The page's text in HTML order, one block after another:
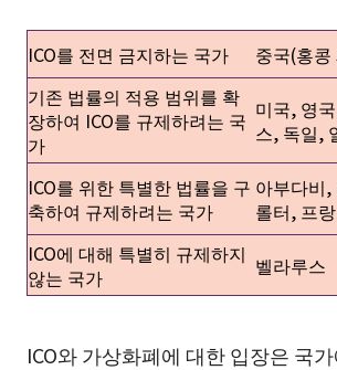
ICO를 전면 금지하는 국가
중국(홍
기존 법률의 적용 범위를 확
장하여 ICO를 규제하려는 국
가
미국, 영
스, 독일,
ICO를 위한 특별한 법률을 구
축하여 규제하려는 국가
아부다비,
롤터, 프
ICO에 대해 특별히 규제하지
않는 국가
벨라루스
ICO와 가상화폐에 대한 입장은 국